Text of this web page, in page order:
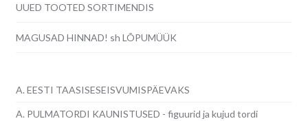
UUED TOOTED SORTIMENDIS
MAGUSAD HINNAD! sh LÕPUMÜÜK
A. EESTI TAASISESEISVUMISPÄEVAKS
A. PULMATORDI KAUNISTUSED - figuurid ja kujud tordi